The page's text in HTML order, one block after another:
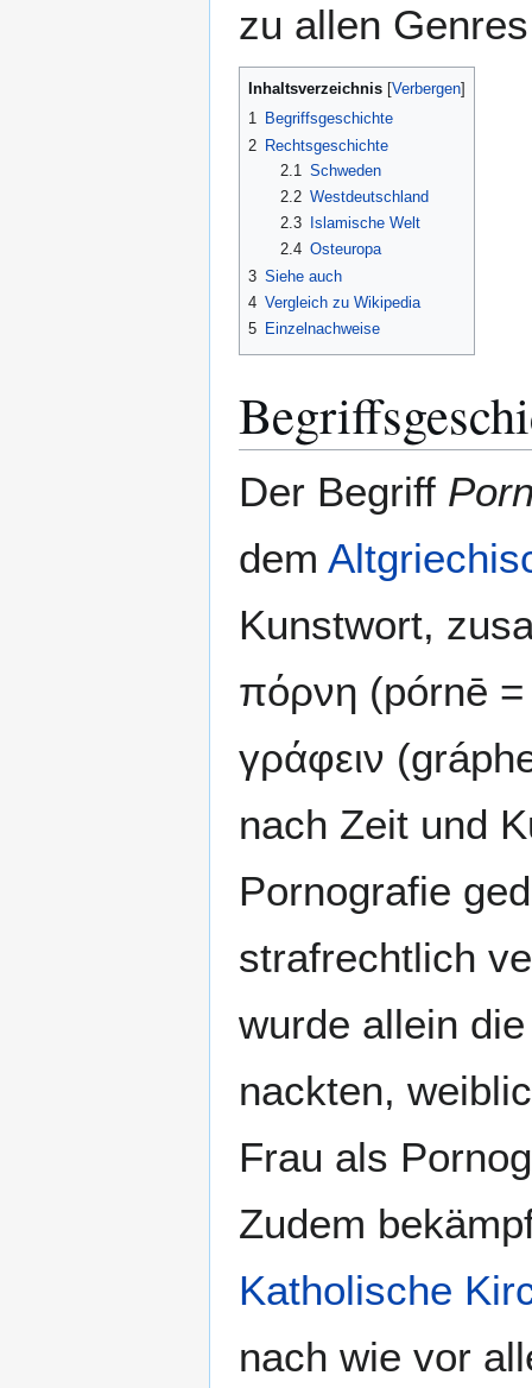
zu allen
Inhaltsverzeichnis
1 Begriffsgeschichte
2 Rechtsgeschichte
2.1 Schweden
2.2 Westdeutschland
2.3
Islamische Welt
2.4 Osteuropa
3 Siehe auch
4 Vergleich zu Wikipedia
5 Einzelnachweise
Der Begriff
dem
Kunstwort,
πόρνη (pórnē =
γράφειν
nach Zeit und
Pornografie
strafrechtlich
wurde allein
nackten,
Frau als
Zudem
Katholische
nach wie vor